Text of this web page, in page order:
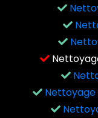
Nettoyage